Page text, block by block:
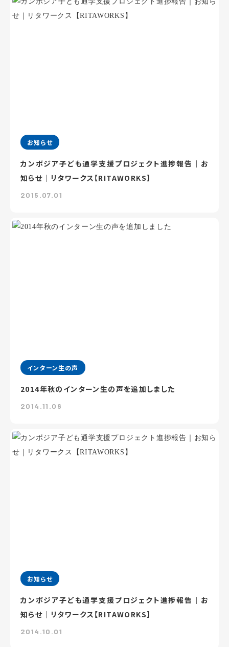
お知らせ
カンボジア子ども通学支援プロジェクト進捗報告｜お
知らせ｜リタワークス【RITAWORKS】
2015.07.01
インターン生の声
2014年秋のインターン生の声を追加しました
2014.11.06
お知らせ
カンボジア子ども通学支援プロジェクト進捗報告｜お
知らせ｜リタワークス【RITAWORKS】
2014.10.01